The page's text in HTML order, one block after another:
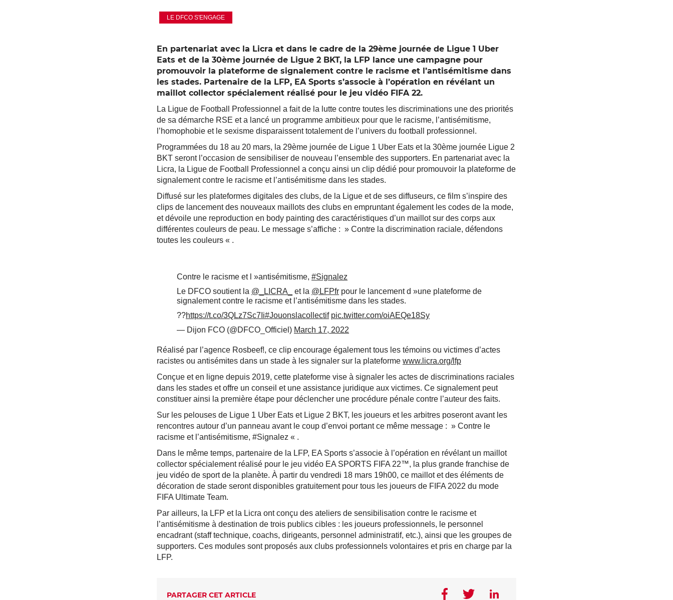
LE DFCO S'ENGAGE
En partenariat avec la Licra et dans le cadre de la 29ème journée de Ligue 1 Uber
Eats et de la 30ème journée de Ligue 2 BKT, la LFP lance une campagne pour
promouvoir la plateforme de signalement contre le racisme et l’antisémitisme dans
les stades. Partenaire de la LFP, EA Sports s’associe à l’opération en révélant un
maillot collector spécialement réalisé pour le jeu vidéo FIFA 22.
La Ligue de Football Professionnel a fait de la lutte contre toutes les discriminations une des priorités
de sa démarche RSE et a lancé un programme ambitieux pour que le racisme, l’antisémitisme,
l’homophobie et le sexisme disparaissent totalement de l’univers du football professionnel.
Programmées du 18 au 20 mars, la 29ème journée de Ligue 1 Uber Eats et la 30ème journée Ligue 2
BKT seront l’occasion de sensibiliser de nouveau l’ensemble des supporters. En partenariat avec la
Licra, la Ligue de Football Professionnel a conçu ainsi un clip dédié pour promouvoir la plateforme de
signalement contre le racisme et l’antisémitisme dans les stades.
Diffusé sur les plateformes digitales des clubs, de la Ligue et de ses diffuseurs, ce film s’inspire des
clips de lancement des nouveaux maillots des clubs en empruntant également les codes de la mode,
et dévoile une reproduction en body painting des caractéristiques d’un maillot sur des corps aux
différentes couleurs de peau. Le message s’affiche : » Contre la discrimination raciale, défendons
toutes les couleurs « .
Contre le racisme et l »antisémitisme, #Signalez
Le DFCO soutient la @_LICRA_ et la @LFPfr pour le lancement d »une plateforme de
signalement contre le racisme et l’antisémitisme dans les stades.
??https://t.co/3QLz7Sc7Ii#Jouonslacollectif pic.twitter.com/oiAEQe18Sy
— Dijon FCO (@DFCO_Officiel) March 17, 2022
Réalisé par l’agence Rosbeef!, ce clip encourage également tous les témoins ou victimes d’actes
racistes ou antisémites dans un stade à les signaler sur la plateforme www.licra.org/lfp
Conçue et en ligne depuis 2019, cette plateforme vise à signaler les actes de discriminations raciales
dans les stades et offre un conseil et une assistance juridique aux victimes. Ce signalement peut
constituer ainsi la première étape pour déclencher une procédure pénale contre l’auteur des faits.
Sur les pelouses de Ligue 1 Uber Eats et Ligue 2 BKT, les joueurs et les arbitres poseront avant les
rencontres autour d’un panneau avant le coup d’envoi portant ce même message : » Contre le
racisme et l’antisémitisme, #Signalez « .
Dans le même temps, partenaire de la LFP, EA Sports s’associe à l’opération en révélant un maillot
collector spécialement réalisé pour le jeu vidéo EA SPORTS FIFA 22™, la plus grande franchise de
jeu vidéo de sport de la planète. À partir du vendredi 18 mars 19h00, ce maillot et des éléments de
décoration de stade seront disponibles gratuitement pour tous les joueurs de FIFA 2022 du mode
FIFA Ultimate Team.
Par ailleurs, la LFP et la Licra ont conçu des ateliers de sensibilisation contre le racisme et
l’antisémitisme à destination de trois publics cibles : les joueurs professionnels, le personnel
encadrant (staff technique, coachs, dirigeants, personnel administratif, etc.), ainsi que les groupes de
supporters. Ces modules sont proposés aux clubs professionnels volontaires et pris en charge par la
LFP.
PARTAGER CET ARTICLE